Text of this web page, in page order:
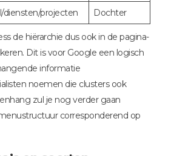
diensten/projecten Dochter
de hiërarchie dus ook in de pagina-
Dit is voor Google een logisch
informatie
noemen die clusters ook
zul je nog verder gaan
corresponderend op